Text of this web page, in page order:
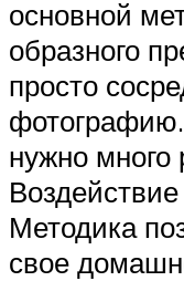
основной
образного
просто
нужно много
Методика
свое